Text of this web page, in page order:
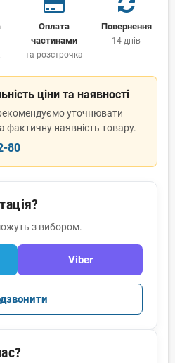
Оплата
частинами
та розстрочка
Повернення
14 днів
ціни та наявності
уточнювати
фактичну наявність товару.
80
з вибором.
Viber